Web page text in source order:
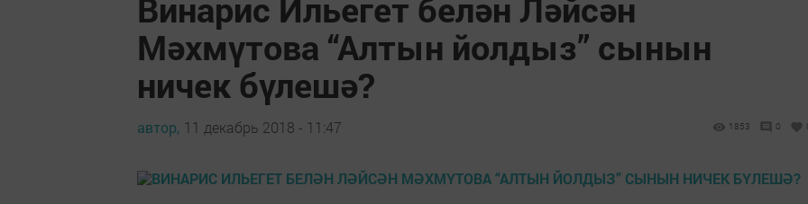
Винарис Ильегет белән Ләйсән
Мәхмүтова “Алтын йолдыз” сынын
ничек бүлешә?
автор, 11 декабрь 2018 - 11:47 1853 0